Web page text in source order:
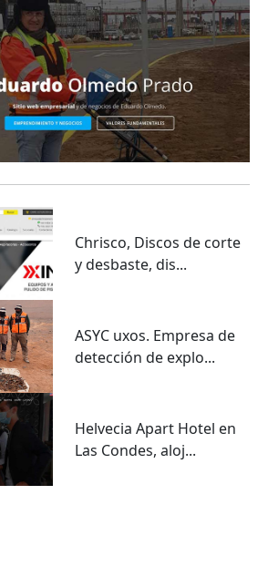
Chrisco, Discos de corte
y desbaste, dis...
ASYC uxos. Empresa de
detección de explo...
Helvecia Apart Hotel en
Las Condes, aloj...